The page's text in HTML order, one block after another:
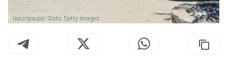
Ілюстрація/ Фото: Getty Images